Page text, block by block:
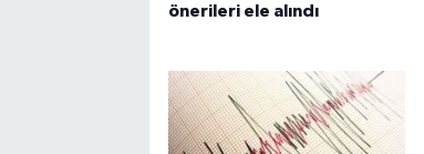
önerileri ele alındı